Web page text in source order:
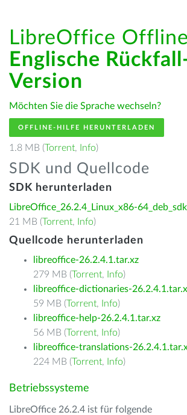
LibreOffice
Englische
Version
Möchten Sie die Sprache wechseln?
OFFLINE-HILFE HERUNTERLADEN
1.8 MB (Torrent, Info)
SDK und Quellcode
SDK herunterladen
LibreOffice_26.2.4_Linux_x86-
21 MB (Torrent, Info)
Quellcode herunterladen
libreoffice-26.2.4.1.tar.xz
279 MB (Torrent, Info)
libreoffice-dictionaries-
59 MB (Torrent, Info)
libreoffice-help-26.2.4.1.tar.xz
56 MB (Torrent, Info)
libreoffice-translations-
224 MB (Torrent, Info)
Betriebssysteme
LibreOffice 26.2.4 ist für folgende